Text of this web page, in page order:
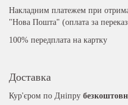
Накладним платежем при
"Нова Пошта" (оплата за
100% передплата на картку
Доставка
Кур'єром по Дніпру